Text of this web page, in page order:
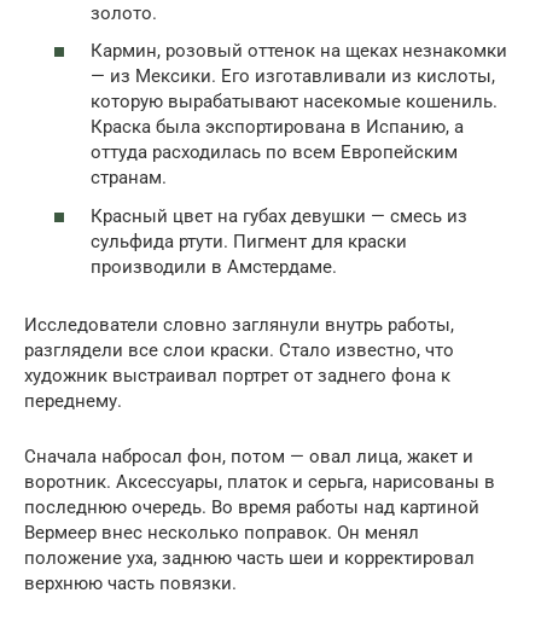
золото.
Кармин, розовый оттенок на щеках незнакомки
— из Мексики. Его изготавливали из кислоты,
которую вырабатывают насекомые кошениль.
Краска была экспортирована в Испанию, а
оттуда расходилась по всем Европейским
странам.
Красный цвет на губах девушки — смесь из
сульфида ртути. Пигмент для краски
производили в Амстердаме.
Исследователи словно заглянули внутрь работы,
разглядели все слои краски. Стало известно, что
художник выстраивал портрет от заднего фона к
переднему.
Сначала набросал фон, потом — овал лица, жакет и
воротник. Аксессуары, платок и серьга, нарисованы в
последнюю очередь. Во время работы над картиной
Вермеер внес несколько поправок. Он менял
положение уха, заднюю часть шеи и корректировал
верхнюю часть повязки.